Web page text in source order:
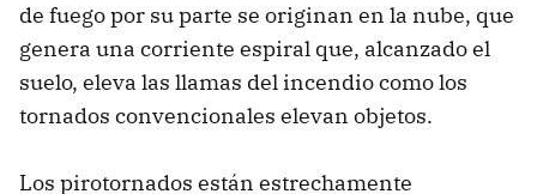
de fuego por su parte se originan en la nube, que
genera una corriente espiral que, alcanzado el
suelo, eleva las llamas del incendio como los
tornados convencionales elevan objetos.
Los pirotornados están estrechamente